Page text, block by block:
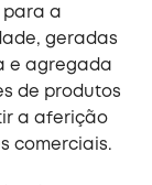
a
geradas
e agregada
de produtos
a aferição
comerciais.